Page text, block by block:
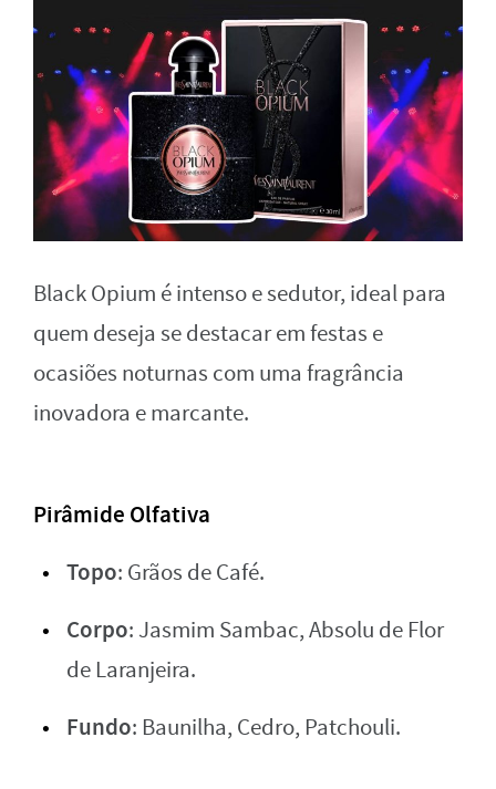
Black Opium é intenso e sedutor, ideal para
quem deseja se destacar em festas e
ocasiões noturnas com uma fragrância
inovadora e marcante.
Pirâmide Olfativa
Topo: Grãos de Café.
Corpo: Jasmim Sambac, Absolu de Flor
de Laranjeira.
Fundo: Baunilha, Cedro, Patchouli.